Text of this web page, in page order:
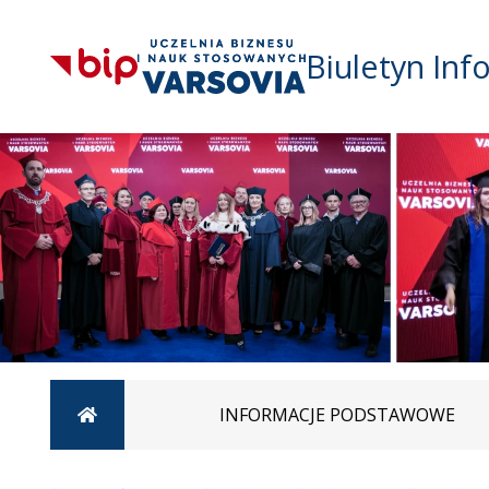
Biuletyn
Strona główna INFORMACJE PODSTAWOWE